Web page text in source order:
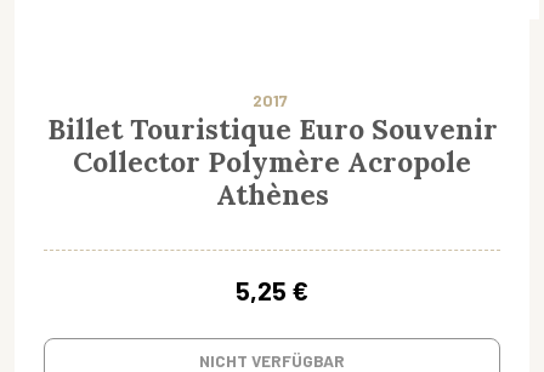
2017
Billet Touristique Euro Souvenir
Collector Polymère Acropole
Athènes
5,25 €
NICHT VERFÜGBAR